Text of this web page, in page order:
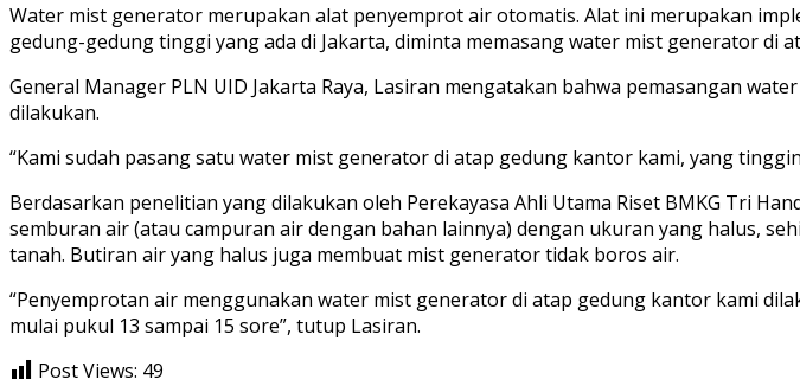
Water mist generator merupakan alat penyemprot air otomatis. Alat ini merupakan
gedung-gedung tinggi yang ada di Jakarta, diminta memasang water mist generator di
General Manager PLN UID Jakarta Raya, Lasiran mengatakan bahwa pemasangan
dilakukan.
“Kami sudah pasang satu water mist generator di atap gedung kantor kami, yang
Berdasarkan penelitian yang dilakukan oleh Perekayasa Ahli Utama Riset BMKG Tri
semburan air (atau campuran air dengan bahan lainnya) dengan ukuran yang halus,
tanah. Butiran air yang halus juga membuat mist generator tidak boros air.
“Penyemprotan air menggunakan water mist generator di atap gedung kantor kami
mulai pukul 13 sampai 15 sore”, tutup Lasiran.
Post Views: 49